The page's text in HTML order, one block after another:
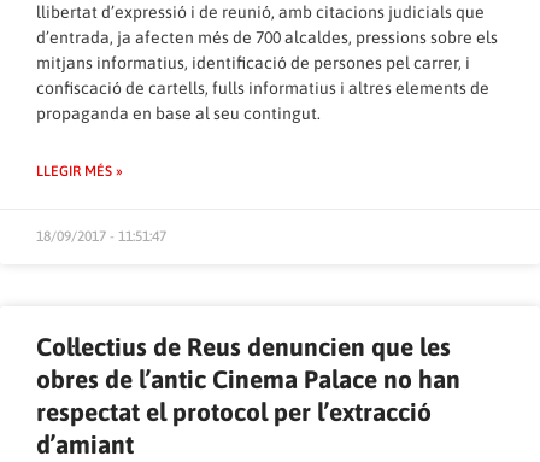
llibertat d’expressió i de reunió, amb citacions judicials que
d’entrada, ja afecten més de 700 alcaldes, pressions sobre els
mitjans informatius, identificació de persones pel carrer, i
confiscació de cartells, fulls informatius i altres elements de
propaganda en base al seu contingut.
LLEGIR MÉS »
18/09/2017 - 11:51:47
Col·lectius de Reus denuncien que les
obres de l’antic Cinema Palace no han
respectat el protocol per l’extracció
d’amiant